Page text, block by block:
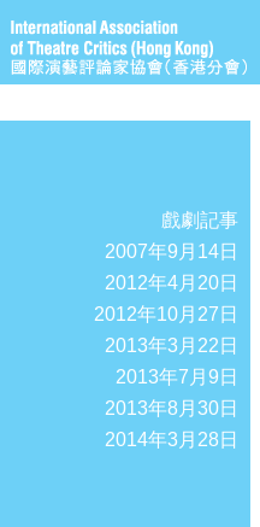
戲劇記事
2007年9月14日
2012年4月20日
2012年10月27日
2013年3月22日
2013年7月9日
2013年8月30日
2014年3月28日